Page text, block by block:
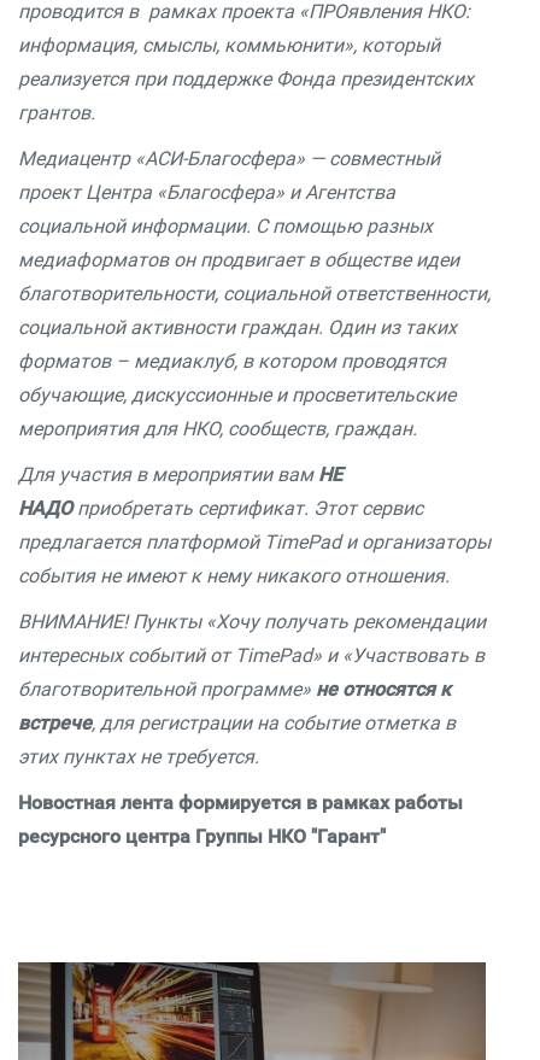
проводится в рамках проекта «ПРОявления НКО:
информация, смыслы, коммьюнити», который
реализуется при поддержке Фонда президентских
грантов.
Медиацентр «АСИ-Благосфера» — совместный
проект Центра «Благосфера» и Агентства
социальной информации. С помощью разных
медиаформатов он продвигает в обществе идеи
благотворительности, социальной ответственности,
социальной активности граждан. Один из таких
форматов – медиаклуб, в котором проводятся
обучающие, дискуссионные и просветительские
мероприятия для НКО, сообществ, граждан.
Для участия в мероприятии вам НЕ
НАДО приобретать сертификат. Этот сервис
предлагается платформой TimePad и организаторы
события не имеют к нему никакого отношения.
ВНИМАНИЕ! Пункты «Хочу получать рекомендации
интересных событий от TimePad» и «Участвовать в
благотворительной программе» не относятся к
встрече, для регистрации на событие отметка в
этих пунктах не требуется.
Новостная лента формируется в рамках работы
ресурсного центра Группы НКО "Гарант"